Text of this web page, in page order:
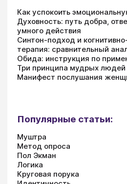
Как успокоить
Духовность: путь добра,
умного действия
Синтон-подход и
терапия: сравнительный
Обида: инструкция по
Три принципа мудрых людей
Манифест послушания
Популярные статьи:
Муштра
Метод опроса
Пол Экман
Логика
Круговая порука